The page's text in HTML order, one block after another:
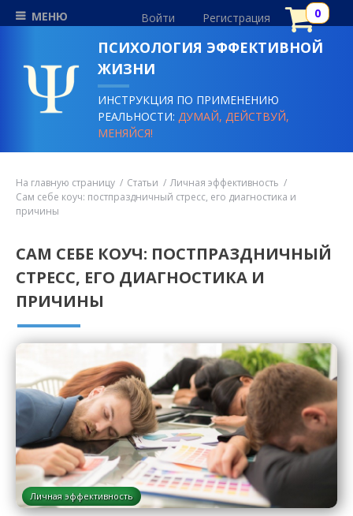
МЕНЮ Войти Регистрация
ПСИХОЛОГИЯ ЭФФЕКТИВНОЙ
ЖИЗНИ
ИНСТРУКЦИЯ ПО ПРИМЕНЕНИЮ
РЕАЛЬНОСТИ:ДУМАЙ, ДЕЙСТВУЙ,
МЕНЯЙСЯ!
На главную страницу Статьи
Личная эффективность
Сам себе коуч: постпраздничный стресс, его диагностика и
причины
САМ СЕБЕ КОУЧ: ПОСТПРАЗДНИЧНЫЙ
СТРЕСС, ЕГО ДИАГНОСТИКА И
ПРИЧИНЫ
Личная эффективность